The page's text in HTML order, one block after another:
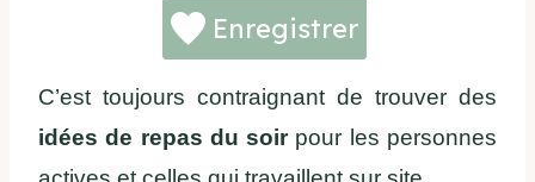
Enregistrer
C’est toujours contraignant de trouver des
idées de repas du soirpour les personnes